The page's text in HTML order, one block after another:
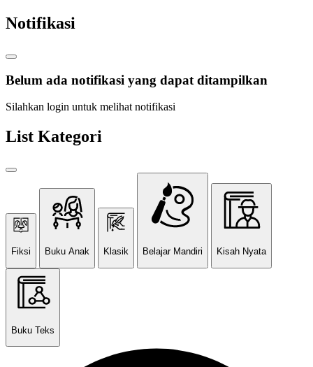
Notifikasi
Belum ada notifikasi yang dapat ditampilkan
Silahkan login untuk melihat notifikasi
List Kategori
Fiksi Buku Anak Klasik Belajar Mandiri Kisah Nyata
Buku Teks